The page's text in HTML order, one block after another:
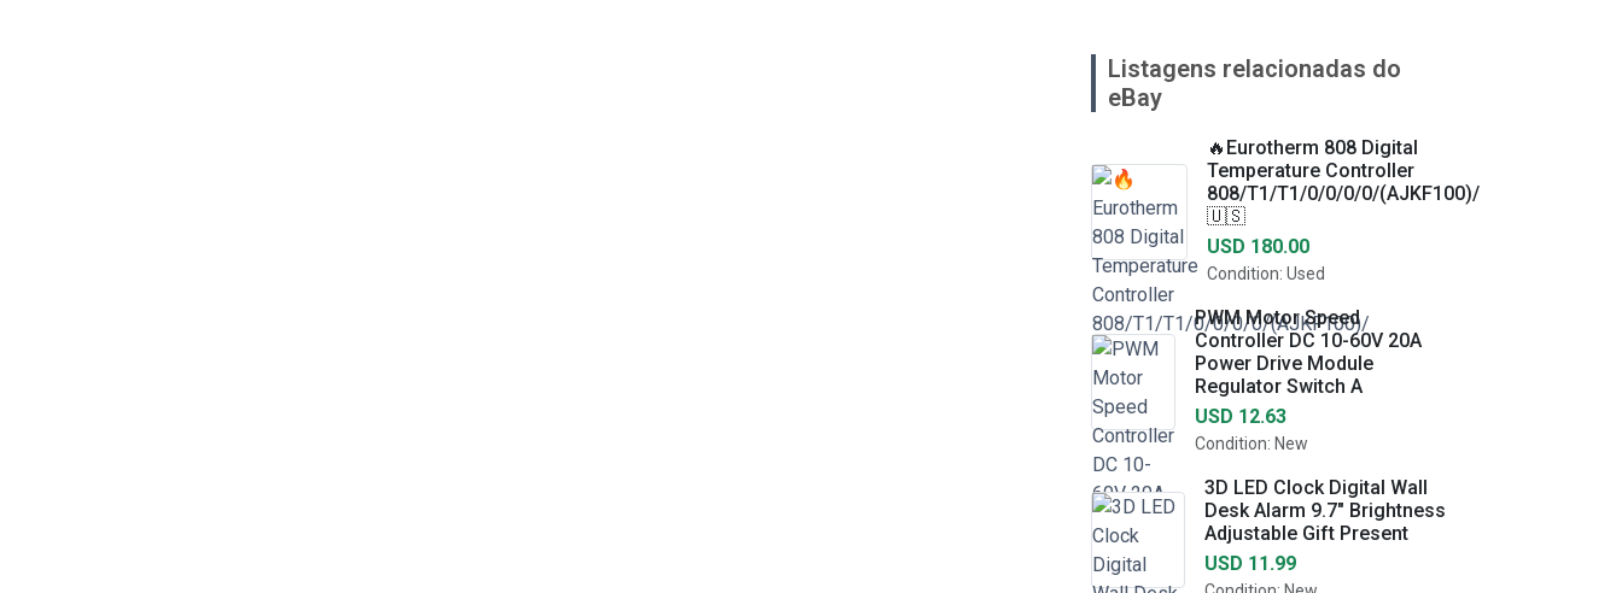
Listagens relacionadas do
eBay
🔥Eurotherm 808 Digital
Temperature Controller
808/T1/T1/0/0/0/0/(AJKF100)/
🇺🇸
USD 180.00
Condition: Used
PWM Motor Speed
Controller DC 10-60V 20A
Power Drive Module
Regulator Switch A
USD 12.63
Condition: New
3D LED Clock Digital Wall
Desk Alarm 9.7" Brightness
Adjustable Gift Present
USD 11.99